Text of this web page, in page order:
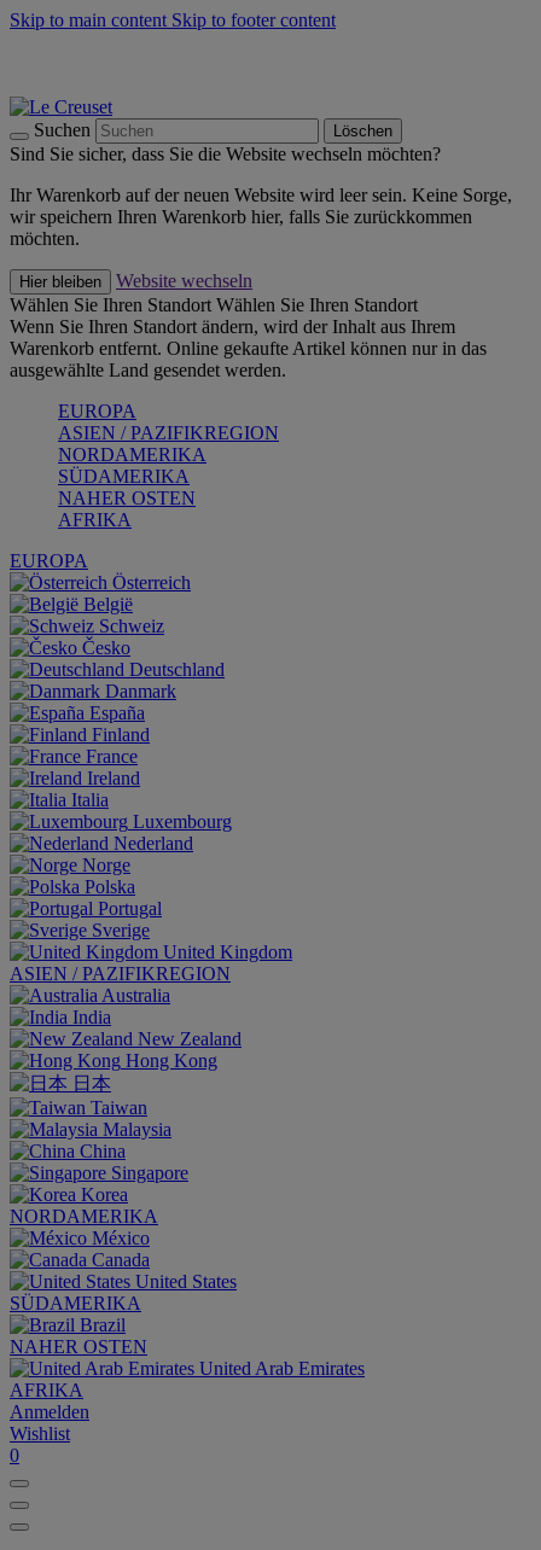
Skip to main content Skip to footer content
Suchen Löschen
Sind Sie sicher, dass Sie die Website wechseln möchten?
Ihr Warenkorb auf der neuen Website wird leer sein. Keine Sorge,
wir speichern Ihren Warenkorb hier, falls Sie zurückkommen
möchten.
Hier bleiben
Website wechseln
Wählen Sie Ihren Standort Wählen Sie Ihren Standort
Wenn Sie Ihren Standort ändern, wird der Inhalt aus Ihrem
Warenkorb entfernt. Online gekaufte Artikel können nur in das
ausgewählte Land gesendet werden.
EUROPA
ASIEN / PAZIFIKREGION
NORDAMERIKA
SÜDAMERIKA
NAHER OSTEN
AFRIKA
EUROPA
Österreich
België
Schweiz
Česko
Deutschland
Danmark
España
Finland
France
Ireland
Italia
Luxembourg
Nederland
Norge
Polska
Portugal
Sverige
United Kingdom
ASIEN / PAZIFIKREGION
Australia
India
New Zealand
Hong Kong
日本
Taiwan
Malaysia
China
Singapore
Korea
NORDAMERIKA
México
Canada
United States
SÜDAMERIKA
Brazil
NAHER OSTEN
United Arab Emirates
AFRIKA
Anmelden
Wishlist
0